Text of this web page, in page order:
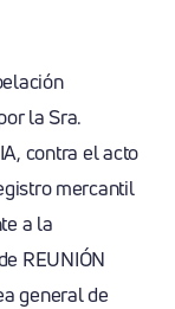
la Sra.
contra el acto
mercantil
a la
REUNIÓN
general de